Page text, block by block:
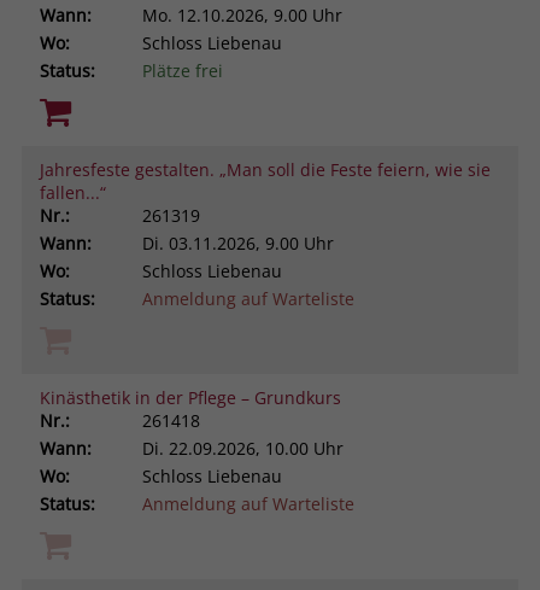
Wann:
Mo. 12.10.2026, 9.00 Uhr
Wo:
Schloss Liebenau
Status:
Plätze frei
Jahresfeste gestalten. „Man soll die Feste feiern, wie sie
fallen...“
Nr.:
261319
Wann:
Di. 03.11.2026, 9.00 Uhr
Wo:
Schloss Liebenau
Status:
Anmeldung auf Warteliste
Kinästhetik in der Pflege – Grundkurs
Nr.:
261418
Wann:
Di. 22.09.2026, 10.00 Uhr
Wo:
Schloss Liebenau
Status:
Anmeldung auf Warteliste